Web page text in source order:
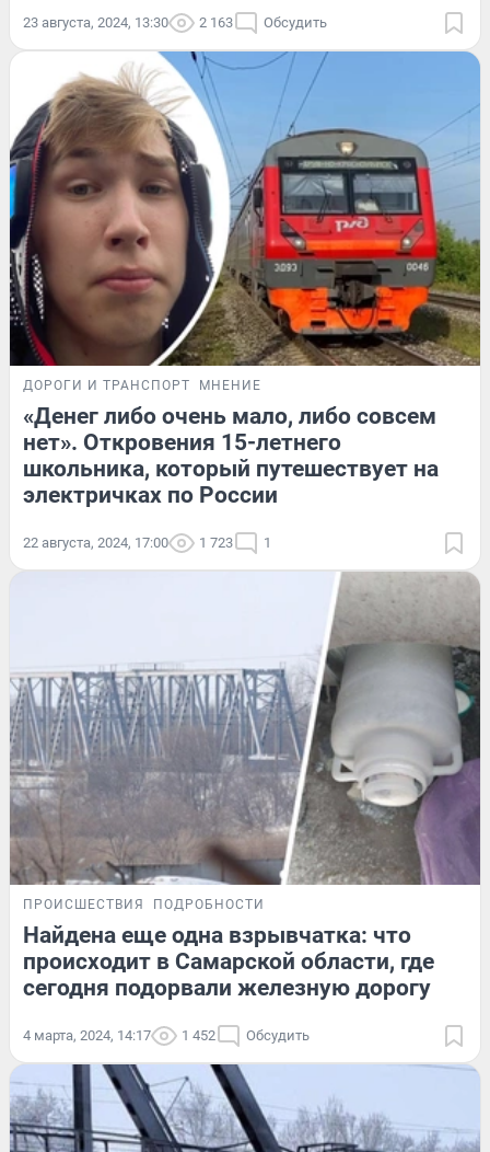
23 августа, 2024, 13:30 2 163 Обсудить
ДОРОГИ И ТРАНСПОРТ МНЕНИЕ
«Денег либо очень мало, либо совсем
нет». Откровения 15-летнего
школьника, который путешествует на
электричках по России
22 августа, 2024, 17:00 1 723 1
ПРОИСШЕСТВИЯ ПОДРОБНОСТИ
Найдена еще одна взрывчатка: что
происходит в Самарской области, где
сегодня подорвали железную дорогу
4 марта, 2024, 14:17 1 452 Обсудить